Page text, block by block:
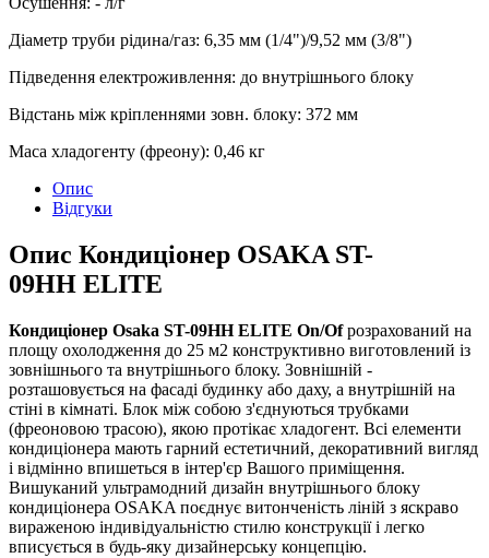
Діаметр труби рідина/газ: 6,35 мм (1/4")/9,52 мм (3/8")
Підведення електроживлення: до внутрішнього блоку
Відстань між кріпленнями зовн. блоку: 372 мм
Маса хладогенту (фреону): 0,46 кг
Опис
Відгуки
Опис Кондиціонер OSAKA ST-
09HH ELITE
Кондиціонер Osaka ST-09HH ELITE On/Ofрозрахований на
площу охолодження до 25 м2 конструктивно виготовлений із
зовнішнього та внутрішнього блоку. Зовнішній -
розташовується на фасаді будинку або даху, а внутрішній на
стіні в кімнаті. Блок між собою з'єднуються трубками
(фреоновою трасою), якою протікає хладогент. Всі елементи
кондиціонера мають гарний естетичний, декоративний вигляд
і відмінно впишеться в інтер'єр Вашого приміщення.
Вишуканий ультрамодний дизайн внутрішнього блоку
кондиціонера OSAKA поєднує витонченість ліній з яскраво
вираженою індивідуальністю стилю конструкції і легко
вписується в будь-яку дизайнерську концепцію.